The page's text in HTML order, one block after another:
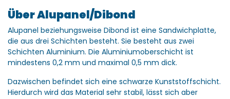
Über Alupanel/Dibond
Alupanel beziehungsweise Dibond ist eine Sandwichplatte,
die aus drei Schichten besteht. Sie besteht aus zwei
Schichten Aluminium. Die Aluminiumoberschicht ist
mindestens 0,2 mm und maximal 0,5 mm dick.
Dazwischen befindet sich eine schwarze Kunststoffschicht.
Hierdurch wird das Material sehr stabil, lässt sich aber